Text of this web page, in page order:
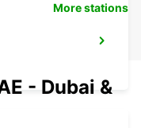
More stations
- Dubai &